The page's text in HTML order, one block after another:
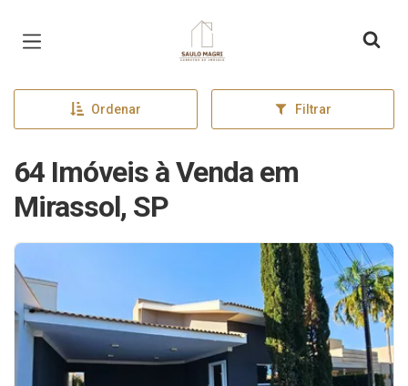
Página inicial
Ordenar Filtrar
64 Imóveis à Venda em
Mirassol, SP